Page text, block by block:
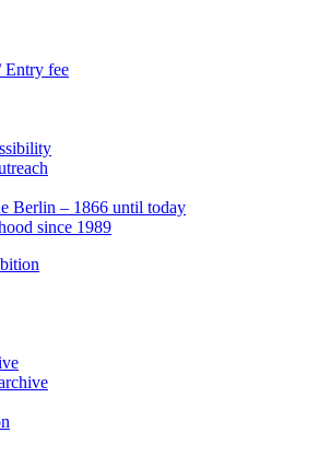
Entry fee
Berlin – 1866 until today
since 1989